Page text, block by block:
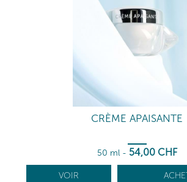
CRÈME APAISANTE
50 ml - 54,00 CHF
VOIR